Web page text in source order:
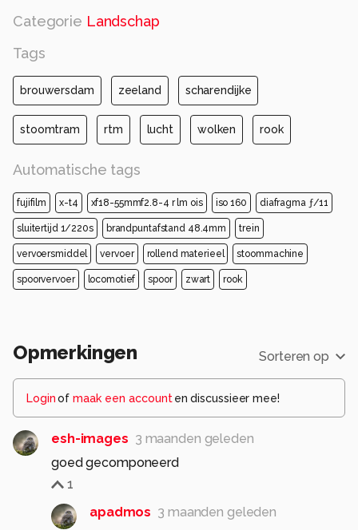
Categorie Landschap
Tags
brouwersdam zeeland scharendijke
stoomtram rtm lucht wolken rook
Automatische tags
fujifilm x-t4 xf18-55mmf2.8-4 r lm ois iso 160 diafragma ƒ/11
sluitertijd 1/220s brandpuntafstand 48.4mm trein
vervoersmiddel vervoer rollend materieel stoommachine
spoorvervoer locomotief spoor zwart rook
Opmerkingen Sorteren op
Loginof maak een account en discussieer mee!
esh-images 3 maanden geleden
goed gecomponeerd
1
apadmos 3 maanden geleden